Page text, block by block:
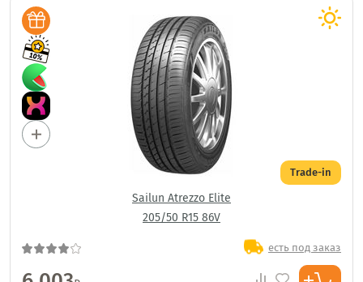
Trade-in
Sailun Atrezzo Elite
205/50 R15 86V
есть под заказ